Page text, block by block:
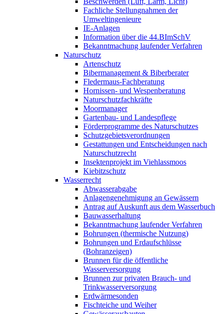
Fachliche Stellungnahmen der
Umweltingenieure
IE-Anlagen
Information über die 44.BImSchV
Bekanntmachung laufender Verfahren
Naturschutz
Artenschutz
Bibermanagement & Biberberater
Fledermaus-Fachberatung
Hornissen- und Wespenberatung
Naturschutzfachkräfte
Moormanager
Gartenbau- und Landespflege
Förderprogramme des Naturschutzes
Schutzgebietsverordnungen
Gestattungen und Entscheidungen nach
Naturschutzrecht
Insektenprojekt im Viehlassmoos
Kiebitzschutz
Wasserrecht
Abwasserabgabe
Anlagengenehmigung an Gewässern
Antrag auf Auskunft aus dem Wasserbuch
Bauwasserhaltung
Bekanntmachung laufender Verfahren
Bohrungen (thermische Nutzung)
Bohrungen und Erdaufschlüsse
(Bohranzeigen)
Brunnen für die öffentliche
Wasserversorgung
Brunnen zur privaten Brauch- und
Trinkwasserversorgung
Erdwärmesonden
Fischteiche und Weiher